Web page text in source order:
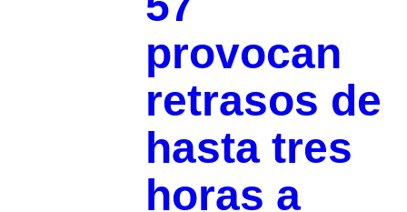
provocan
retrasos de
hasta tres
horas a